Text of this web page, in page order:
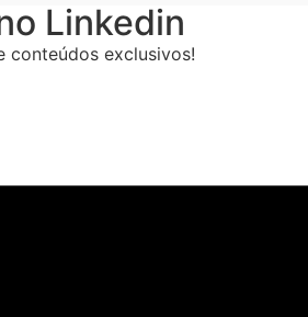
Linkedin
conteúdos exclusivos!